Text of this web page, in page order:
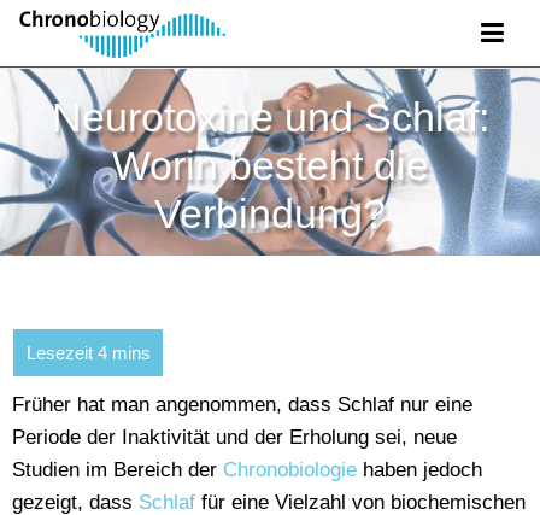
Neurotoxine und Schlaf:
Worin besteht die
Verbindung?
Früher hat man angenommen, dass Schlaf nur eine
Periode der Inaktivität und der Erholung sei, neue
Studien im Bereich der Chronobiologie haben jedoch
gezeigt, dass Schlaf für eine Vielzahl von biochemischen